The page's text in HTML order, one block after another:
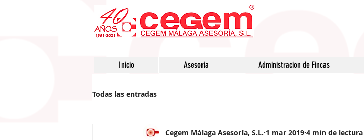
Inicio Asesoria Administracion de Fincas
Todas las entradas
Cegem Málaga Asesoría, S.L. 1 mar 2019 4 min de lectura